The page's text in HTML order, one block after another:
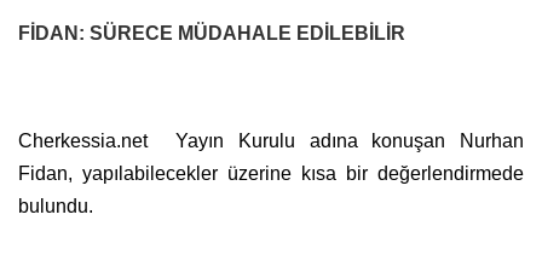
FİDAN: SÜRECE MÜDAHALE EDİLEBİLİR
Cherkessia.net Yayın Kurulu adına konuşan Nurhan
Fidan, yapılabilecekler üzerine kısa bir değerlendirmede
bulundu.